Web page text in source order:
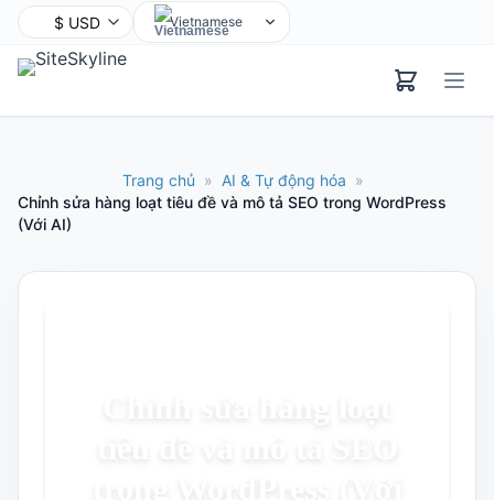
Vietnamese
Arabic
Trang chủ » AI & Tự động hóa »
Chỉnh sửa hàng loạt tiêu đề và mô tả SEO trong WordPress
(Với AI)